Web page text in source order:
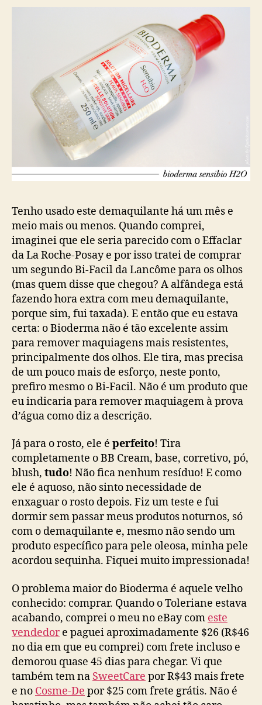
Tenho usado este demaquilante há um mês e
meio mais ou menos. Quando comprei,
imaginei que ele seria parecido com o Effaclar
da La Roche-Posay e por isso tratei de comprar
um segundo Bi-Facil da Lancôme para os olhos
(mas quem disse que chegou? A alfândega está
fazendo hora extra com meu demaquilante,
porque sim, fui taxada). E então que eu estava
certa: o Bioderma não é tão excelente assim
para remover maquiagens mais resistentes,
principalmente dos olhos. Ele tira, mas precisa
de um pouco mais de esforço, neste ponto,
prefiro mesmo o Bi-Facil. Não é um produto que
eu indicaria para remover maquiagem à prova
d’água como diz a descrição.
Já para o rosto, ele é perfeito! Tira
completamente o BB Cream, base, corretivo, pó,
blush, tudo! Não fica nenhum resíduo! E como
ele é aquoso, não sinto necessidade de
enxaguar o rosto depois. Fiz um teste e fui
dormir sem passar meus produtos noturnos, só
com o demaquilante e, mesmo não sendo um
produto específico para pele oleosa, minha pele
acordou sequinha. Fiquei muito impressionada!
O problema maior do Bioderma é aquele velho
conhecido: comprar. Quando o Toleriane estava
acabando, comprei o meu no eBay com este
vendedore paguei aproximadamente $26 (R$46
no dia em que eu comprei) com frete incluso e
demorou quase 45 dias para chegar. Vi que
também tem na SweetCare por R$43 mais frete
e no Cosme-De por $25 com frete grátis. Não é